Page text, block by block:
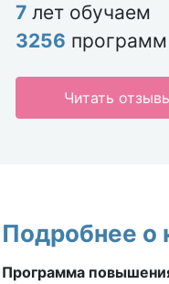
7 лет обучаем
3256
Читать
Подробнее о
Программа